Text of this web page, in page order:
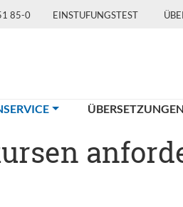
85-0 EINSTUFUNGSTEST
(CURRENT)ÜBERSETZUNGEN